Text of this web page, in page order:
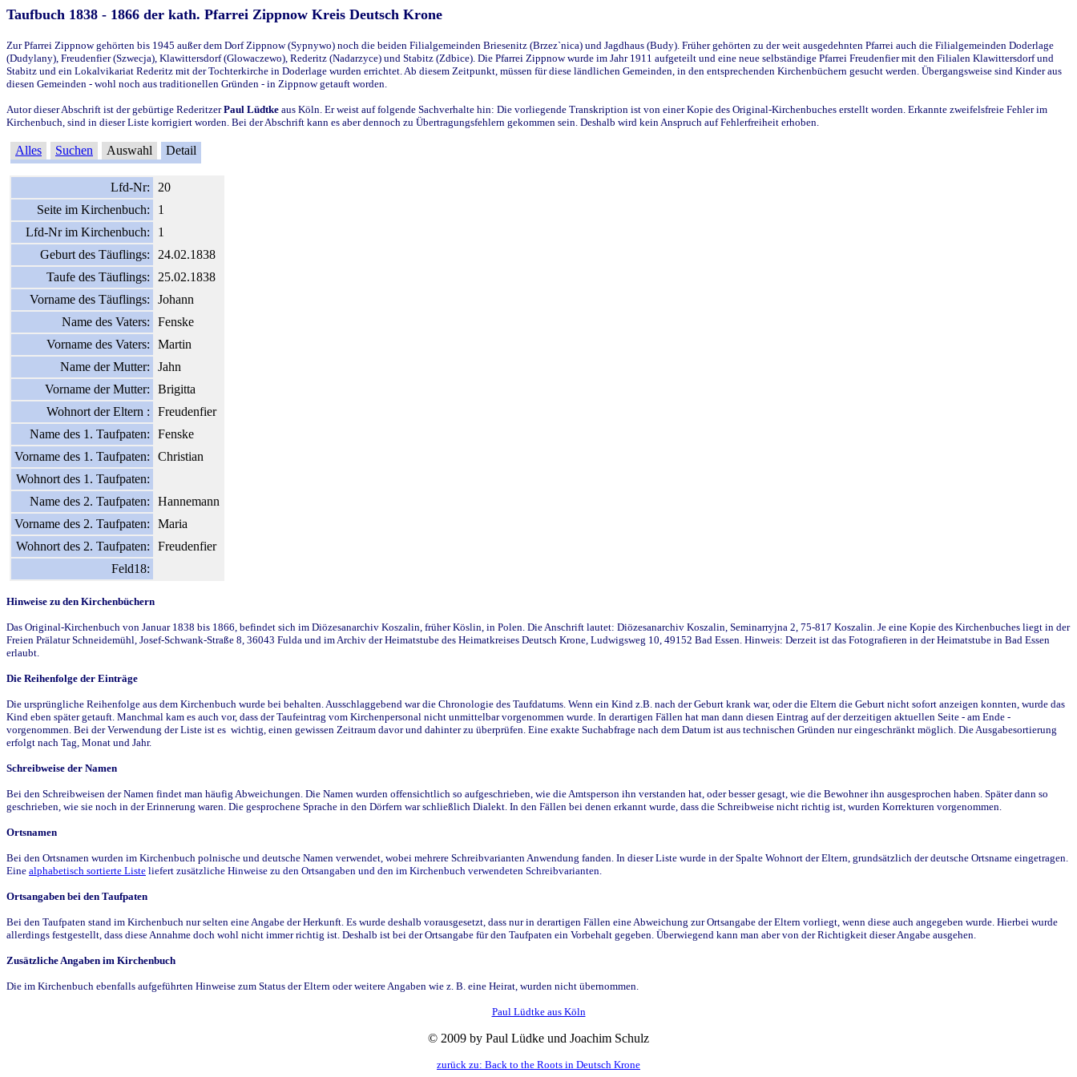
Taufbuch 1838 - 1866 der kath. Pfarrei Zippnow Kreis Deutsch Krone
Zur Pfarrei Zippnow gehörten bis 1945 außer dem Dorf Zippnow (Sypnywo) noch die beiden Filialgemeinden Briesenitz (Brzez`nica) und Jagdhaus (Budy). Früher gehörten zu der weit ausgedehnten Pfarrei auch die Filialgemeinden Doderlage
(Dudylany), Freudenfier (Szwecja), Klawittersdorf (Glowaczewo), Rederitz (Nadarzyce) und Stabitz (Zdbice). Die Pfarrei Zippnow wurde im Jahr 1911 aufgeteilt und eine neue selbständige Pfarrei Freudenfier mit den Filialen Klawittersdorf und
Stabitz und ein Lokalvikariat Rederitz mit der Tochterkirche in Doderlage wurden errichtet. Ab diesem Zeitpunkt, müssen für diese ländlichen Gemeinden, in den entsprechenden Kirchenbüchern gesucht werden. Übergangsweise sind Kinder aus
diesen Gemeinden - wohl noch aus traditionellen Gründen - in Zippnow getauft worden.
Autor dieser Abschrift ist der gebürtige RederitzerPaul Lüdtke aus Köln. Er weist auf folgende Sachverhalte hin: Die vorliegende Transkription ist von einer Kopie des Original-Kirchenbuches erstellt worden. Erkannte zweifelsfreie Fehler im
Kirchenbuch, sind in dieser Liste korrigiert worden. Bei der Abschrift kann es aber dennoch zu Übertragungsfehlern gekommen sein. Deshalb wird kein Anspruch auf Fehlerfreiheit erhoben.
Alles Suchen Auswahl Detail
Lfd-Nr:
20
Seite im Kirchenbuch:
1
Lfd-Nr im Kirchenbuch:
1
Geburt des Täuflings:
24.02.1838
Taufe des Täuflings:
25.02.1838
Vorname des Täuflings:
Johann
Name des Vaters:
Fenske
Vorname des Vaters:
Martin
Name der Mutter:
Jahn
Vorname der Mutter:
Brigitta
Wohnort der Eltern :
Freudenfier
Name des 1. Taufpaten:
Fenske
Vorname des 1. Taufpaten:
Christian
Wohnort des 1. Taufpaten:
Name des 2. Taufpaten:
Hannemann
Vorname des 2. Taufpaten:
Maria
Wohnort des 2. Taufpaten:
Freudenfier
Feld18:
Hinweise zu den Kirchenbüchern
Das Original-Kirchenbuch von Januar 1838 bis 1866, befindet sich im Diözesanarchiv Koszalin, früher Köslin, in Polen. Die Anschrift lautet: Diözesanarchiv Koszalin, Seminarryjna 2, 75-817 Koszalin. Je eine Kopie des Kirchenbuches liegt in der
Freien Prälatur Schneidemühl, Josef-Schwank-Straße 8, 36043 Fulda und im Archiv der Heimatstube des Heimatkreises Deutsch Krone, Ludwigsweg 10, 49152 Bad Essen. Hinweis: Derzeit ist das Fotografieren in der Heimatstube in Bad Essen
erlaubt.
Die Reihenfolge der Einträge
Die ursprüngliche Reihenfolge aus dem Kirchenbuch wurde bei behalten. Ausschlaggebend war die Chronologie des Taufdatums. Wenn ein Kind z.B. nach der Geburt krank war, oder die Eltern die Geburt nicht sofort anzeigen konnten, wurde das
Kind eben später getauft. Manchmal kam es auch vor, dass der Taufeintrag vom Kirchenpersonal nicht unmittelbar vorgenommen wurde. In derartigen Fällen hat man dann diesen Eintrag auf der derzeitigen aktuellen Seite - am Ende -
vorgenommen. Bei der Verwendung der Liste ist es wichtig, einen gewissen Zeitraum davor und dahinter zu überprüfen. Eine exakte Suchabfrage nach dem Datum ist aus technischen Gründen nur eingeschränkt möglich. Die Ausgabesortierung
erfolgt nach Tag, Monat und Jahr.
Schreibweise der Namen
Bei den Schreibweisen der Namen findet man häufig Abweichungen. Die Namen wurden offensichtlich so aufgeschrieben, wie die Amtsperson ihn verstanden hat, oder besser gesagt, wie die Bewohner ihn ausgesprochen haben. Später dann so
geschrieben, wie sie noch in der Erinnerung waren. Die gesprochene Sprache in den Dörfern war schließlich Dialekt. In den Fällen bei denen erkannt wurde, dass die Schreibweise nicht richtig ist, wurden Korrekturen vorgenommen.
Ortsnamen
Bei den Ortsnamen wurden im Kirchenbuch polnische und deutsche Namen verwendet, wobei mehrere Schreibvarianten Anwendung fanden. In dieser Liste wurde in der Spalte Wohnort der Eltern, grundsätzlich der deutsche Ortsname eingetragen.
Eine alphabetisch sortierte Liste liefert zusätzliche Hinweise zu den Ortsangaben und den im Kirchenbuch verwendeten Schreibvarianten.
Ortsangaben bei den Taufpaten
Bei den Taufpaten stand im Kirchenbuch nur selten eine Angabe der Herkunft. Es wurde deshalb vorausgesetzt, dass nur in derartigen Fällen eine Abweichung zur Ortsangabe der Eltern vorliegt, wenn diese auch angegeben wurde. Hierbei wurde
allerdings festgestellt, dass diese Annahme doch wohl nicht immer richtig ist. Deshalb ist bei der Ortsangabe für den Taufpaten ein Vorbehalt gegeben. Überwiegend kann man aber von der Richtigkeit dieser Angabe ausgehen.
Zusätzliche Angaben im Kirchenbuch
Die im Kirchenbuch ebenfalls aufgeführten Hinweise zum Status der Eltern oder weitere Angaben wie z. B. eine Heirat, wurden nicht übernommen.
Paul Lüdtke aus Köln
© 2009 by Paul Lüdke und Joachim Schulz
zurück zu: Back to the Roots in Deutsch Krone